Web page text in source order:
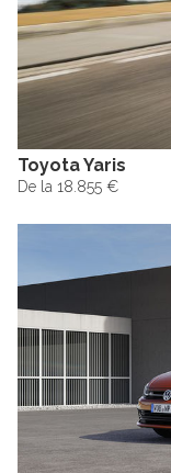
Toyota Yaris
De la 18.855 €